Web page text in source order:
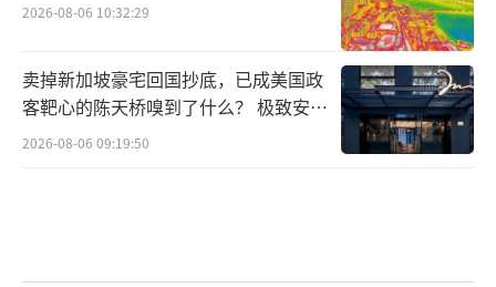
2026-08-06 10:32:29
卖掉新加坡豪宅回国抄底，已成美国政
客靶心的陈天桥嗅到了什么？ 极致安全
的追寻
2026-08-06 09:19:50